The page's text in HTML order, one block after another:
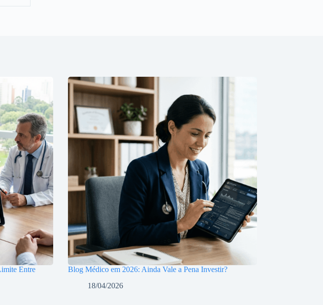
Entre
Blog Médico em 2026: Ainda Vale a Pena Investir?
18/04/2026